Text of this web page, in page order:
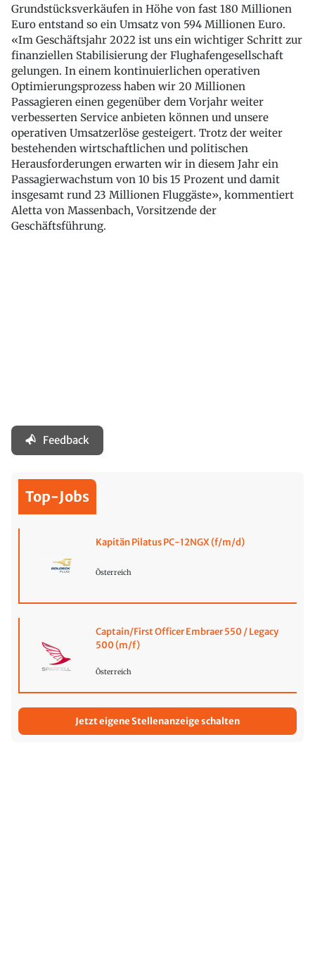
Grundstücksverkäufen in Höhe von fast 180 Millionen
Euro entstand so ein Umsatz von 594 Millionen Euro.
«Im Geschäftsjahr 2022 ist uns ein wichtiger Schritt zur
finanziellen Stabilisierung der Flughafengesellschaft
gelungen. In einem kontinuierlichen operativen
Optimierungsprozess haben wir 20 Millionen
Passagieren einen gegenüber dem Vorjahr weiter
verbesserten Service anbieten können und unsere
operativen Umsatzerlöse gesteigert. Trotz der weiter
bestehenden wirtschaftlichen und politischen
Herausforderungen erwarten wir in diesem Jahr ein
Passagierwachstum von 10 bis 15 Prozent und damit
insgesamt rund 23 Millionen Fluggäste», kommentiert
Aletta von Massenbach, Vorsitzende der
Geschäftsführung.
Feedback
Top-Jobs
Kapitän Pilatus PC-12NGX (f/m/d)
Österreich
Captain/First Officer Embraer 550 / Legacy
500 (m/f)
Österreich
Jetzt eigene Stellenanzeige schalten